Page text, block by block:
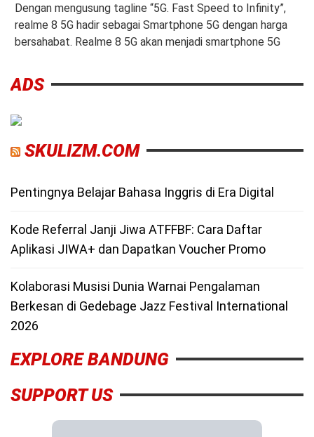
Dengan mengusung tagline “5G. Fast Speed to Infinity”,
realme 8 5G hadir sebagai Smartphone 5G dengan harga
bersahabat. Realme 8 5G akan menjadi smartphone 5G
ADS
SKULIZM.COM
Pentingnya Belajar Bahasa Inggris di Era Digital
Kode Referral Janji Jiwa ATFFBF: Cara Daftar
Aplikasi JIWA+ dan Dapatkan Voucher Promo
Kolaborasi Musisi Dunia Warnai Pengalaman
Berkesan di Gedebage Jazz Festival International
2026
EXPLORE BANDUNG
SUPPORT US